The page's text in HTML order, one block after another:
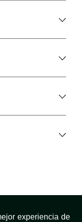
experiencia de